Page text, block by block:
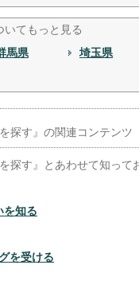
いてもっと見る
馬県
埼玉県
探す』の関連コンテンツ
探す』とあわせて知って
を知る
を受ける